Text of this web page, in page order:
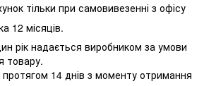
тільки при самовивезенні з офісу
12 місяців.
рік надається виробником за умови
товару.
14 днів з моменту отримання